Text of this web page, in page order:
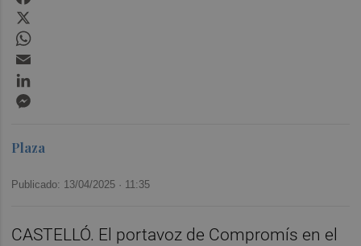
Plaza
Publicado: 13/04/2025 · 11:35
CASTELLÓ. El portavoz de Compromís en el